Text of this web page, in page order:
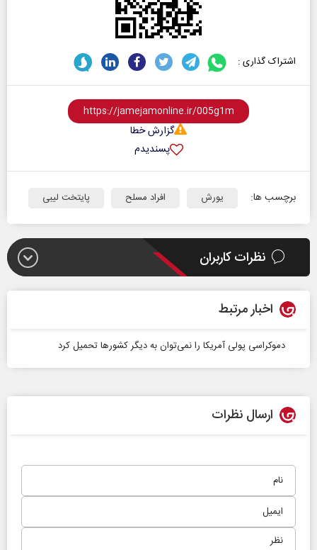
اشتراک گذاری :
گزارش خطا
پسندیدم
برچسب ها: یورش افراد مسلح پایتخت لیبی
نظرات کاربران
اخبار مرتبط
دموکراسی پولی آمریکا را نمی‌توان به دیگر کشور‌ها تحمیل کرد
ارسال نظرات